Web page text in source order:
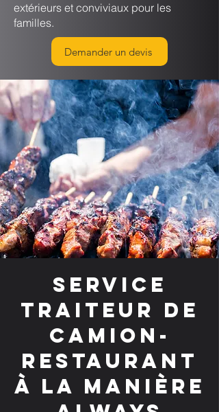
extérieurs et conviviaux pour les
familles.
Demander un devis
Service
traiteur de
camion-
restaurant
à la manière